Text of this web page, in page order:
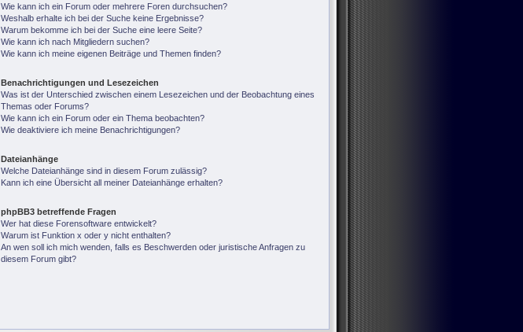
Wie kann ich ein Forum oder mehrere Foren durchsuchen?
Weshalb erhalte ich bei der Suche keine Ergebnisse?
Warum bekomme ich bei der Suche eine leere Seite?
Wie kann ich nach Mitgliedern suchen?
Wie kann ich meine eigenen Beiträge und Themen finden?
Benachrichtigungen und Lesezeichen
Was ist der Unterschied zwischen einem Lesezeichen und der Beobachtung eines
Themas oder Forums?
Wie kann ich ein Forum oder ein Thema beobachten?
Wie deaktiviere ich meine Benachrichtigungen?
Dateianhänge
Welche Dateianhänge sind in diesem Forum zulässig?
Kann ich eine Übersicht all meiner Dateianhänge erhalten?
phpBB3 betreffende Fragen
Wer hat diese Forensoftware entwickelt?
Warum ist Funktion x oder y nicht enthalten?
An wen soll ich mich wenden, falls es Beschwerden oder juristische Anfragen zu
diesem Forum gibt?